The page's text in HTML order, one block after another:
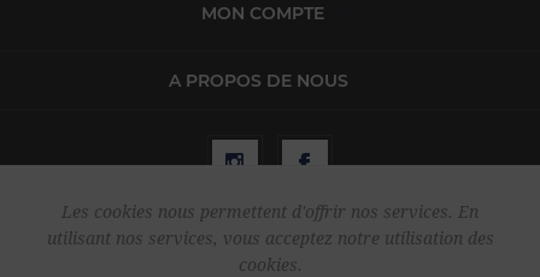
MON COMPTE
A PROPOS DE NOUS
Copyright © 2026 Harper & Flint. Tous droits réservés.
Les cookies nous permettent d'offrir nos services. En
utilisant nos services, vous acceptez notre utilisation des
cookies.